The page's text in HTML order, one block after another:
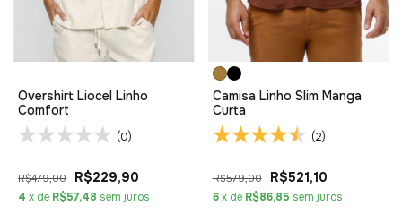
Overshirt Liocel Linho
Comfort
(0)
R$479,00 R$229,90
4 x de R$57,48 sem juros
Camisa Linho Slim Manga
Curta
(2)
R$579,00 R$521,10
6 x de R$86,85 sem juros